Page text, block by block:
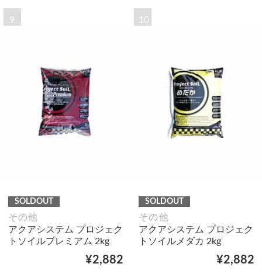
9
SOLDOUT
その他
アクアシステム プロジェク
トソイルプレミアム 2kg
¥2,882
10
SOLDOUT
その他
アクアシステム プロジェク
トソイルメダカ 2kg
¥2,882